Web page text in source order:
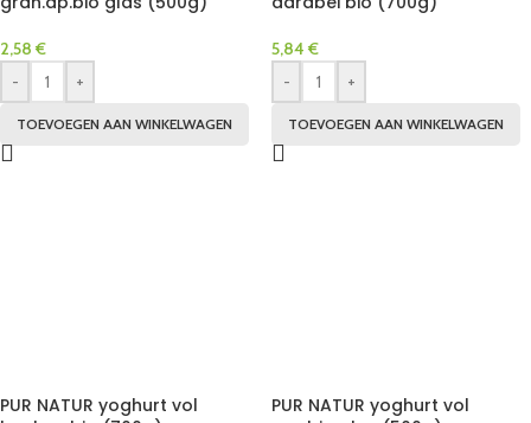
2,58 €
-
+
TOEVOEGEN AAN WINKELWAGEN
5,84 €
-
+
TOEVOEGEN AAN WINKELWAGEN
PUR NATUR yoghurt vol
PUR NATUR yoghurt vol